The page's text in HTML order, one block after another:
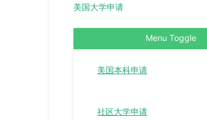
美国大学申请
Menu Toggle
美国本科申请
社区大学申请